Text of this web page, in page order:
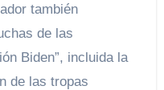
también
de las
Biden”, incluida la
de las tropas